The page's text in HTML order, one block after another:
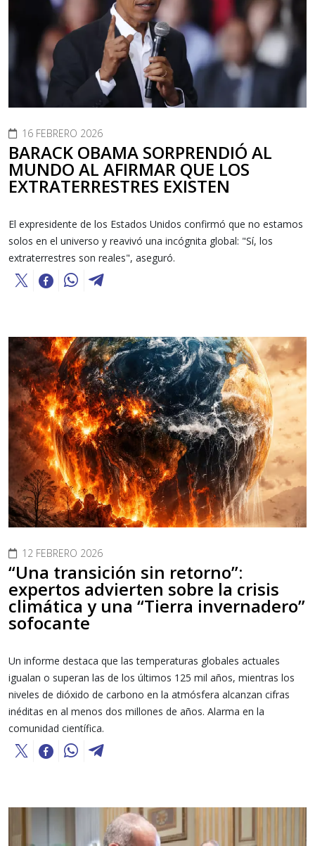
16 FEBRERO 2026
BARACK OBAMA SORPRENDIÓ AL
MUNDO AL AFIRMAR QUE LOS
EXTRATERRESTRES EXISTEN
El expresidente de los Estados Unidos confirmó que no estamos
solos en el universo y reavivó una incógnita global: "Sí, los
extraterrestres son reales", aseguró.
12 FEBRERO 2026
“Una transición sin retorno”:
expertos advierten sobre la crisis
climática y una “Tierra invernadero”
sofocante
Un informe destaca que las temperaturas globales actuales
igualan o superan las de los últimos 125 mil años, mientras los
niveles de dióxido de carbono en la atmósfera alcanzan cifras
inéditas en al menos dos millones de años. Alarma en la
comunidad científica.